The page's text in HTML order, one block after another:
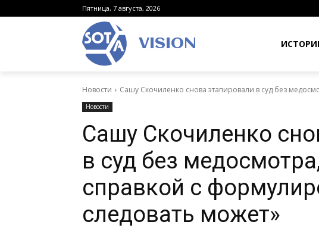
Пятница, 7 августа, 2026
VISION
Новости Сашу Скочиленко снова этапировали в суд без
Новости
Сашу Скочиленко
в суд без
справкой с
следовать может»